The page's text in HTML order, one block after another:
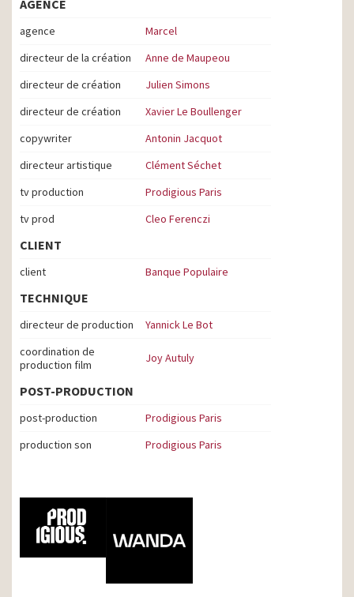
AGENCE
agence
Marcel
directeur de la création
Anne de Maupeou
directeur de création
Julien Simons
directeur de création
Xavier Le Boullenger
copywriter
Antonin Jacquot
directeur artistique
Clément Séchet
tv production
Prodigious Paris
tv prod
Cleo Ferenczi
CLIENT
client Banque Populaire
TECHNIQUE
directeur de production
Yannick Le Bot
coordination de
production film
Joy Autuly
POST-PRODUCTION
post-production
Prodigious Paris
production son
Prodigious Paris